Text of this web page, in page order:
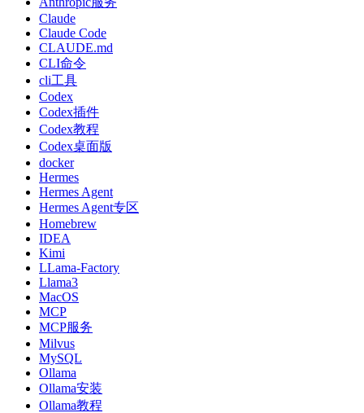
Claude
Claude Code
CLAUDE.md
CLI命令
cli工具
Codex
Codex插件
Codex教程
Codex桌面版
docker
Hermes
Hermes Agent
Hermes Agent专区
Homebrew
IDEA
Kimi
LLama-Factory
Llama3
MacOS
MCP
MCP服务
Milvus
MySQL
Ollama
Ollama安装
Ollama教程